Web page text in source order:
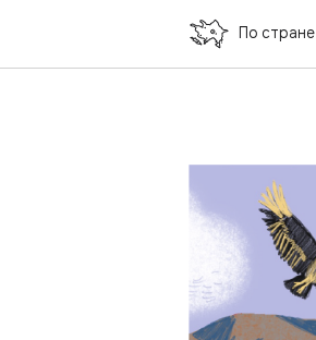
По стране